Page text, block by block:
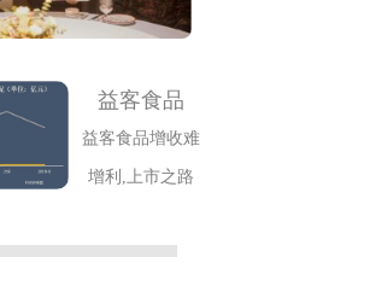
益客食品
益客食品增收难
增利,上市之路